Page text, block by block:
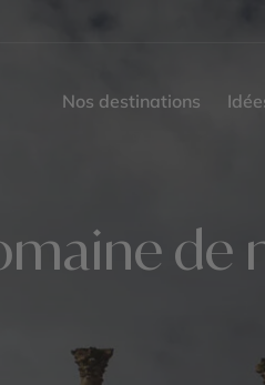
Nos destinations
de